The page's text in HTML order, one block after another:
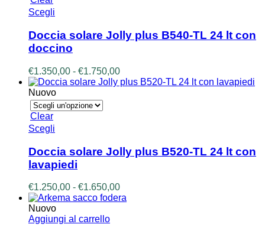
prodotto
Scegli
ha
più
varianti.
opzioni
possono
essere
scelte
prodotto
Doccia solare Jolly plus B540-TL 24 lt con
doccino
€1.350,00 - €1.750,00Fascia
di
Nuovo
Clear
Scegli
ha
più
varianti.
Le
opzioni
possono
essere
scelte
Doccia solare Jolly plus B520-TL 24 lt con
lavapiedi
€1.250,00 - €1.650,00Fascia
di
Nuovo
Aggiungi al carrello